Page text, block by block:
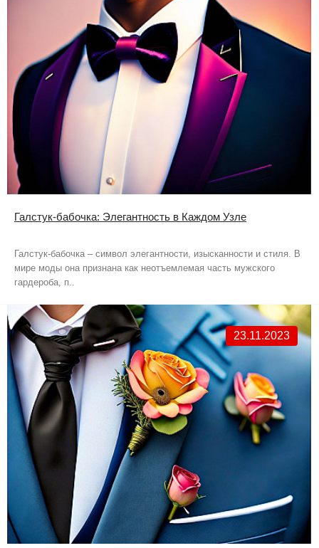
Галстук-бабочка: Элегантность в Каждом Узле
Галстук-бабочка – символ элегантности, изысканности и стиля. В
мире моды она признана как неотъемлемая часть мужского
гардероба, п..
23.11.2023